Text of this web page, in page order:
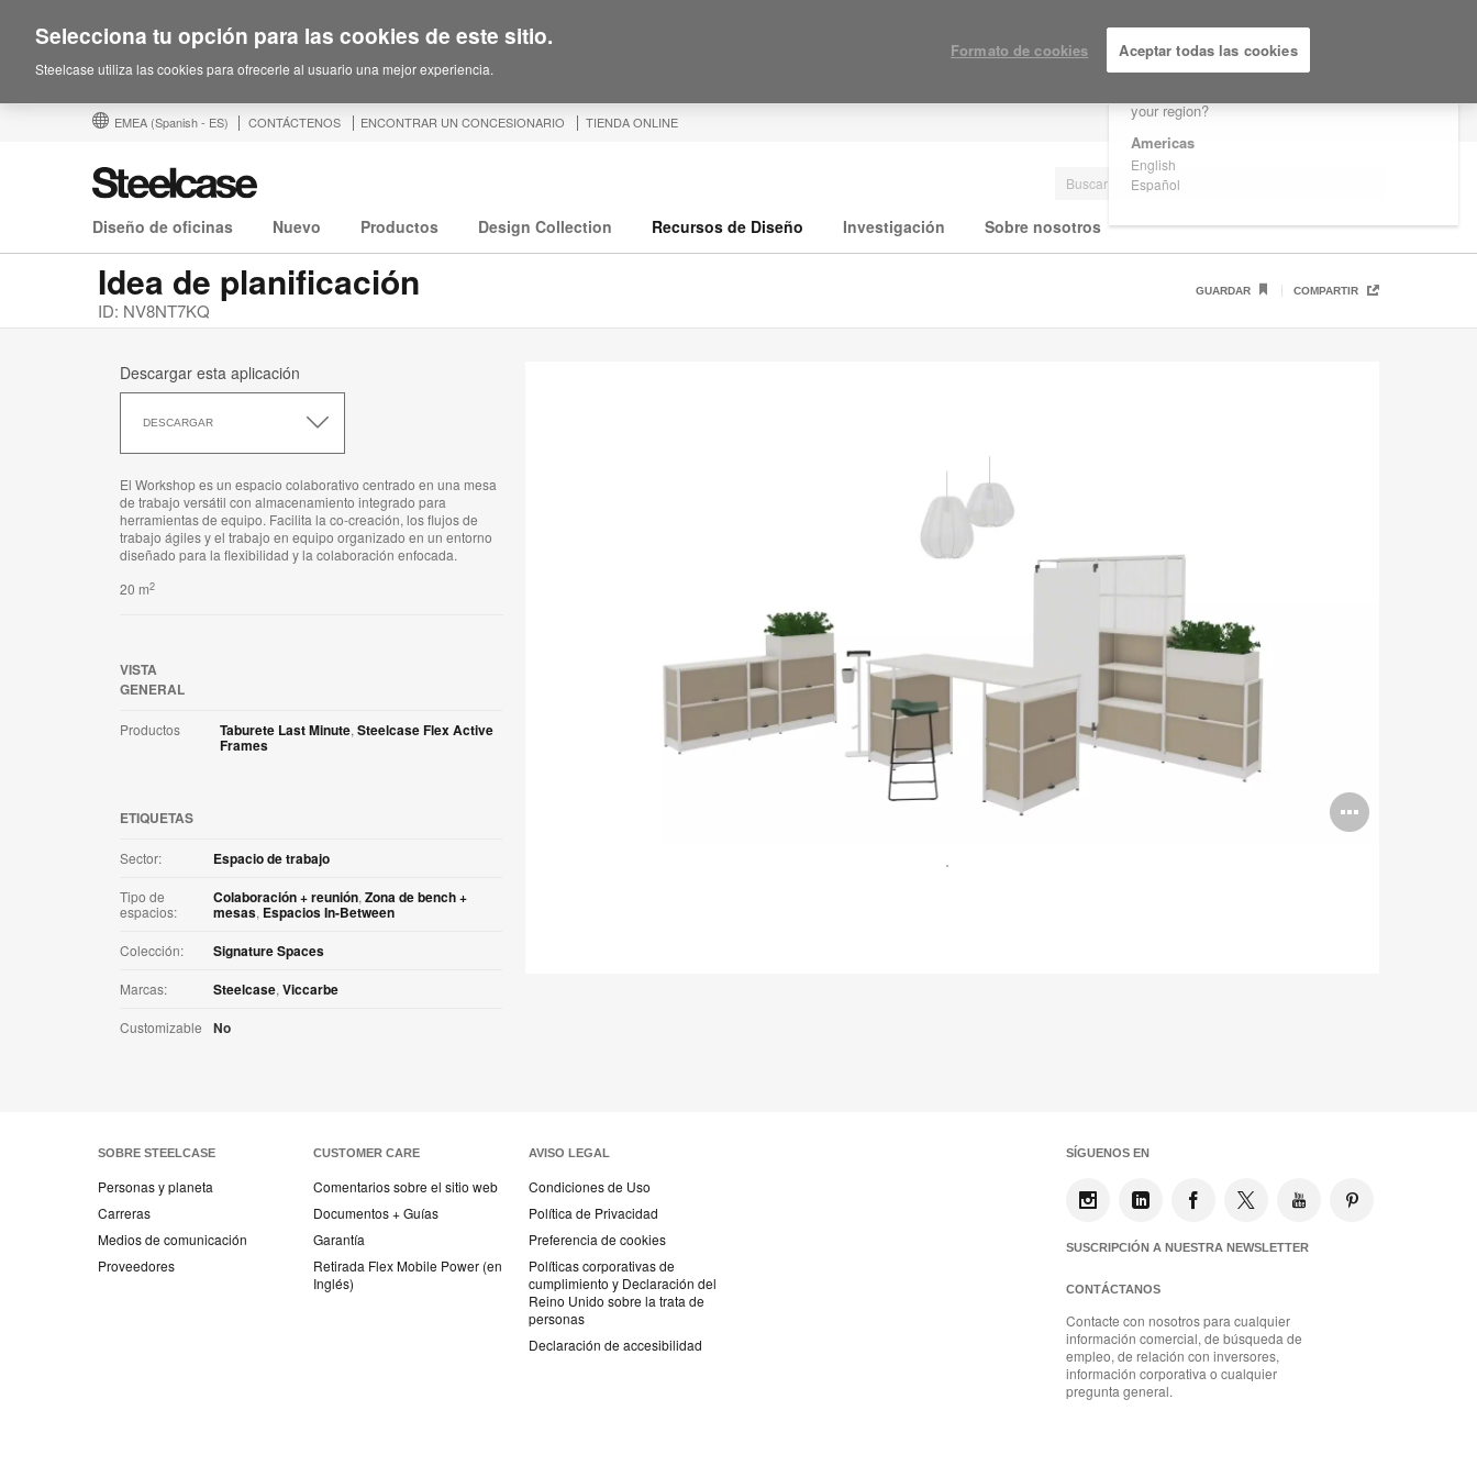
Are you in United States?
your region?
Americas
English
Español
EMEA (Spanish - ES) CONTÁCTENOS ENCONTRAR UN CONCESIONARIO TIENDA ONLINE
Diseño de oficinas Nuevo Productos Design Collection Recursos de Diseño Investigación Sobre nosotros
Idea de planificación
ID: NV8NT7KQ
GUARDAR COMPARTIR
Abrir
Descargar esta aplicación
DESCARGAR
esta
El Workshop es un espacio colaborativo centrado en una mesa
de trabajo versátil con almacenamiento integrado para
herramientas de equipo. Facilita la co-creación, los flujos de
trabajo ágiles y el trabajo en equipo organizado en un entorno
diseñado para la flexibilidad y la colaboración enfocada.
20 m2
VISTA
GENERAL
Productos Taburete Last Minute, Steelcase Flex Active
Frames
ETIQUETAS
Sector: Espacio de trabajo
Tipo de
espacios:
Colaboración + reunión, Zona de bench +
mesas, Espacios In-Between
Colección: Signature Spaces
Marcas: Steelcase, Viccarbe
Customizable No
SOBRE STEELCASE
Personas y planeta
Carreras
Medios de comunicación
Proveedores
CUSTOMER CARE
Comentarios sobre el sitio web
Documentos + Guías
Garantía
Retirada Flex Mobile Power (en
Inglés)
AVISO LEGAL
Condiciones de Uso
Política de Privacidad
Preferencia de cookies
Políticas corporativas de
cumplimiento y Declaración del
Reino Unido sobre la trata de
personas
Declaración de accesibilidad
SÍGUENOS EN
SUSCRIPCIÓN A NUESTRA NEWSLETTER
CONTÁCTANOS
Contacte con nosotros para cualquier
información comercial, de búsqueda de
empleo, de relación con inversores,
información corporativa o cualquier
pregunta general.
Selecciona tu opción para las cookies de este sitio.
Steelcase utiliza las cookies para ofrecerle al usuario una mejor experiencia.
Formato de cookies Aceptar todas las cookies